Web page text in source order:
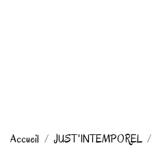
Accueil JUST'INTEMPOREL